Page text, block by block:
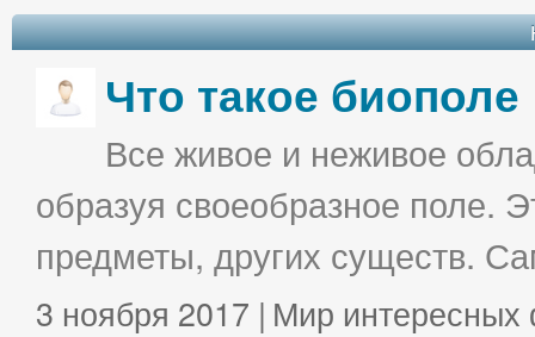
Что такое биополе
Все живое и неживое
образуя своеобразное поле.
предметы, других существ.
3 ноября 2017 | Мир интересных